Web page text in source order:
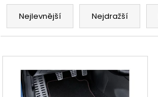
z
Nejlevnější Nejdražší
V